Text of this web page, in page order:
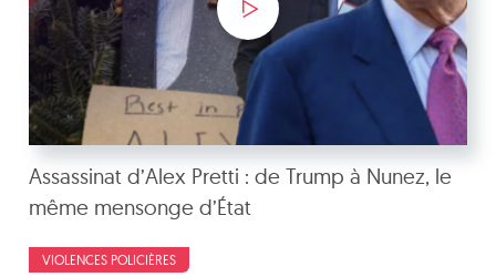
Assassinat d’Alex Pretti : de Trump à Nunez, le
même mensonge d’État
VIOLENCES POLICIÈRES